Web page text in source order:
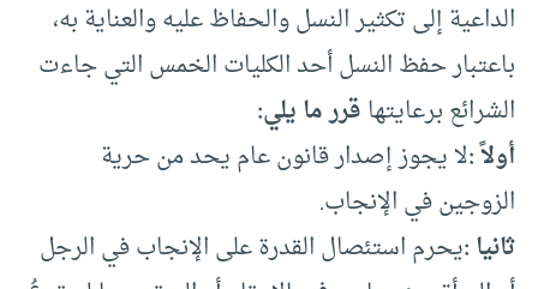
الداعية إلى تكثير النسل والحفاظ عليه والعناية به،
باعتبار حفظ النسل أحد الكليات الخمس التي جاءت
الشرائع برعايتهاقرر ما يلي:
أولاً :لا يجوز إصدار قانون عام يحد من حرية
الزوجين في الإنجاب.
ثانيا :يحرم استئصال القدرة على الإنجاب في الرجل